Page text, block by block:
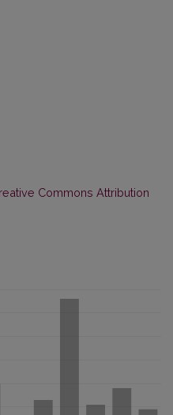
Commons Attribution